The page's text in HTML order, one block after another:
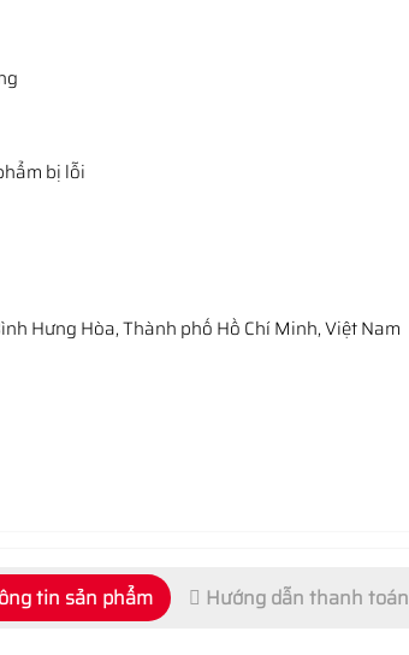
bị lỗi
Hưng Hòa, Thành phố Hồ Chí Minh, Việt Nam
tin sản phẩm Hướng dẫn thanh toán